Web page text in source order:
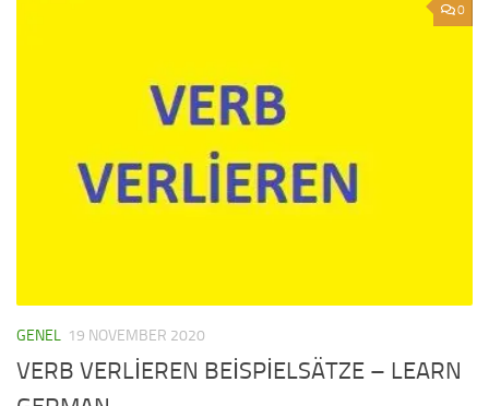
0
GENEL 19 NOVEMBER 2020
VERB VERLİEREN BEİSPİELSÄTZE – LEARN